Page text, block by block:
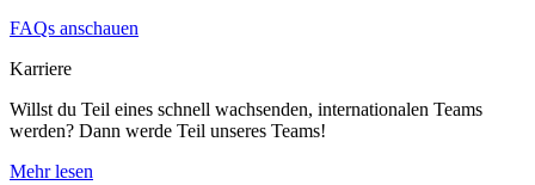
FAQs anschauen
Karriere
Willst du Teil eines schnell wachsenden, internationalen Teams
werden? Dann werde Teil unseres Teams!
Mehr lesen